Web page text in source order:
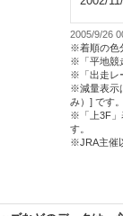
2005/9/26
※着順の色
※「平地競
※「出走レ
※減量表示
み）] です。
※「上3F」
す。
※JRA主催